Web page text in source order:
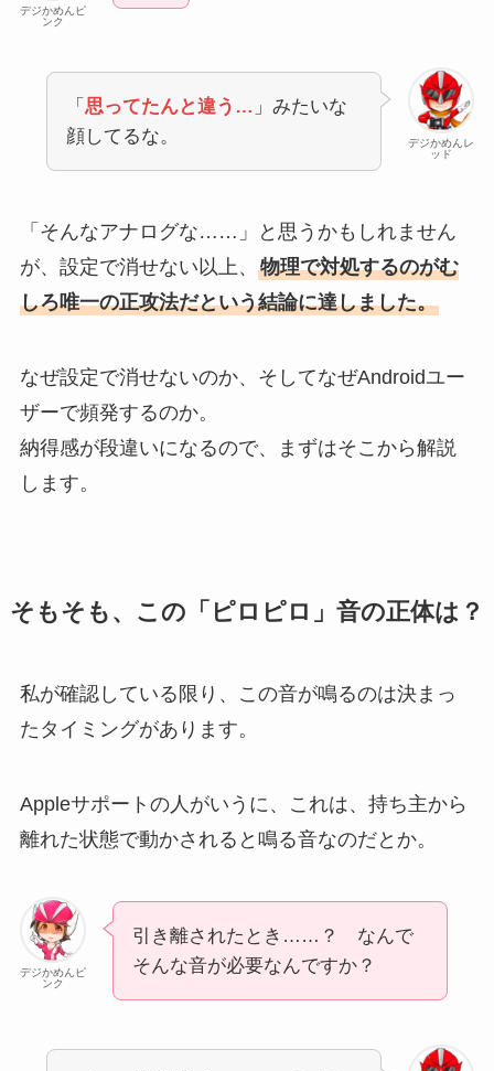
デジかめんピ
ンク
デジかめんレ
ッド
「 思ってたんと違う… 」みたいな
顔してるな。
「そんなアナログな……」と思うかもしれません
が、設定で消せない以上、 物理で対処するのがむ
しろ唯一の正攻法だという結論に達しました。
なぜ設定で消せないのか、そしてなぜAndroidユー
ザーで頻発するのか。
納得感が段違いになるので、まずはそこから解説
します。
そもそも、この「ピロピロ」音の正体は？
私が確認している限り、この音が鳴るのは決まっ
たタイミングがあります。
Appleサポートの人がいうに、これは、持ち主から
離れた状態で動かされると鳴る音なのだとか。
デジかめんピ
ンク
引き離されたとき……？ なんで
そんな音が必要なんですか？